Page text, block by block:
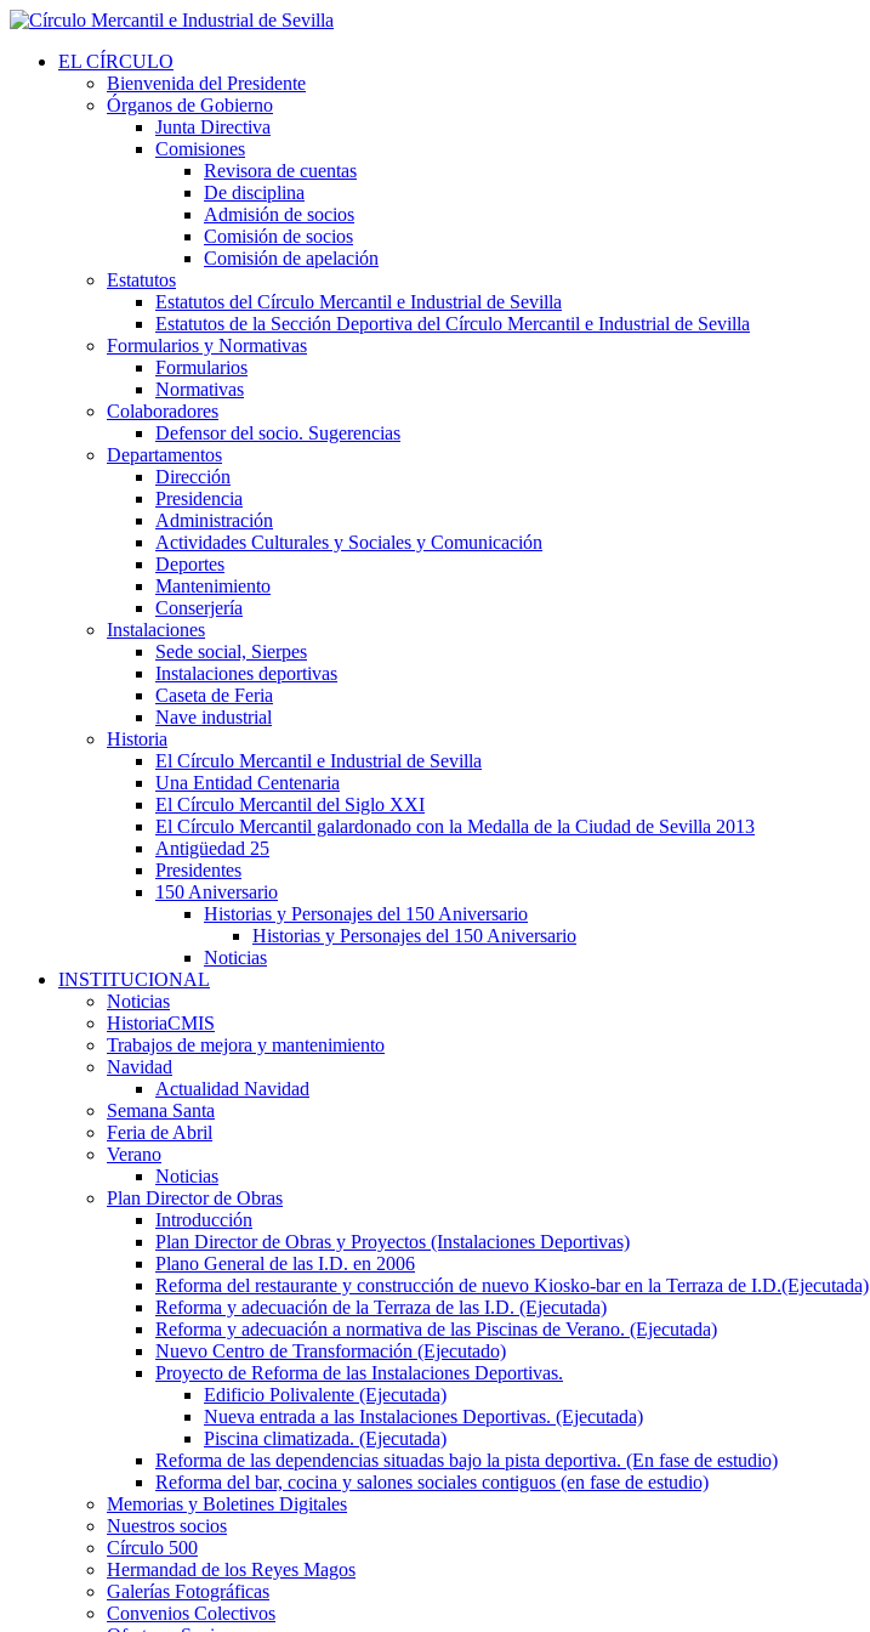
EL CÍRCULO
Bienvenida del Presidente
Órganos de Gobierno
Junta Directiva
Comisiones
Revisora de cuentas
De disciplina
Admisión de socios
Comisión de socios
Comisión de apelación
Estatutos
Estatutos del Círculo Mercantil e Industrial de Sevilla
Estatutos de la Sección Deportiva del Círculo Mercantil e Industrial de Sevilla
Formularios y Normativas
Formularios
Normativas
Colaboradores
Defensor del socio. Sugerencias
Departamentos
Dirección
Presidencia
Administración
Actividades Culturales y Sociales y Comunicación
Deportes
Mantenimiento
Conserjería
Instalaciones
Sede social, Sierpes
Instalaciones deportivas
Caseta de Feria
Nave industrial
Historia
El Círculo Mercantil e Industrial de Sevilla
Una Entidad Centenaria
El Círculo Mercantil del Siglo XXI
El Círculo Mercantil galardonado con la Medalla de la Ciudad de Sevilla 2013
Antigüedad 25
Presidentes
150 Aniversario
Historias y Personajes del 150 Aniversario
Historias y Personajes del 150 Aniversario
Noticias
INSTITUCIONAL
Noticias
HistoriaCMIS
Trabajos de mejora y mantenimiento
Navidad
Actualidad Navidad
Semana Santa
Feria de Abril
Verano
Noticias
Plan Director de Obras
Introducción
Plan Director de Obras y Proyectos (Instalaciones Deportivas)
Plano General de las I.D. en 2006
Reforma del restaurante y construcción de nuevo Kiosko-bar en la Terraza de I.D.(Ejecutada)
Reforma y adecuación de la Terraza de las I.D. (Ejecutada)
Reforma y adecuación a normativa de las Piscinas de Verano. (Ejecutada)
Nuevo Centro de Transformación (Ejecutado)
Proyecto de Reforma de las Instalaciones Deportivas.
Edificio Polivalente (Ejecutada)
Nueva entrada a las Instalaciones Deportivas. (Ejecutada)
Piscina climatizada. (Ejecutada)
Reforma de las dependencias situadas bajo la pista deportiva. (En fase de estudio)
Reforma del bar, cocina y salones sociales contiguos (en fase de estudio)
Memorias y Boletines Digitales
Nuestros socios
Círculo 500
Hermandad de los Reyes Magos
Galerías Fotográficas
Convenios Colectivos